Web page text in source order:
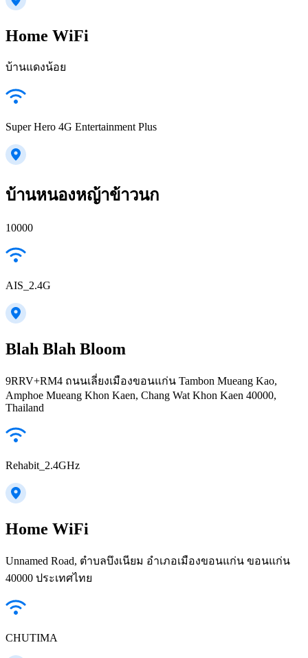
Home WiFi
บ้านแดงน้อย
Super Hero 4G Entertainment Plus
บ้านหนองหญ้าข้าวนก
10000
AIS_2.4G
Blah Blah Bloom
9RRV+RM4 ถนนเลี่ยงเมืองขอนแก่น Tambon Mueang Kao,
Amphoe Mueang Khon Kaen, Chang Wat Khon Kaen 40000,
Thailand
Rehabit_2.4GHz
Home WiFi
Unnamed Road, ตำบลบึงเนียม อำเภอเมืองขอนแก่น ขอนแก่น
40000 ประเทศไทย
CHUTIMA